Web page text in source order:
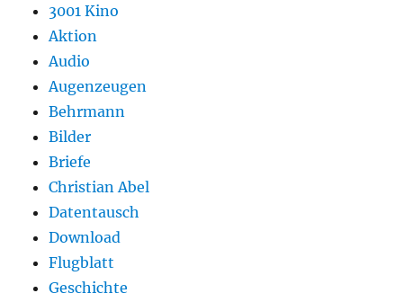
3001 Kino
Aktion
Audio
Augenzeugen
Behrmann
Bilder
Briefe
Christian Abel
Datentausch
Download
Flugblatt
Geschichte